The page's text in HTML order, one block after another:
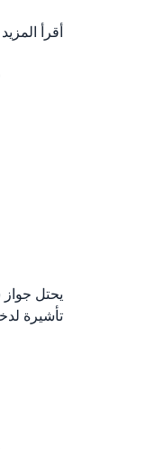
أقرأ
تأشيرة لدخول 139 دولة أخرى